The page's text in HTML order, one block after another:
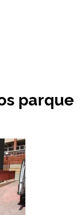
parque